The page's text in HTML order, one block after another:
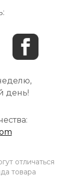
день!
отличаться
товара